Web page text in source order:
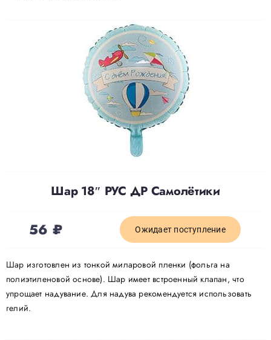
Оптовый Магазин
О нас
Отзывы
Контакты
Политика конфиденциальности
Шар 18″ РУС ДР Самолётики
56 ₽ Ожидает поступление
Шар изготовлен из тонкой миларовой пленки (фольга на
полиэтиленовой основе). Шар имеет встроенный клапан, что
упрощает надувание. Для надува рекомендуется использовать
гелий.